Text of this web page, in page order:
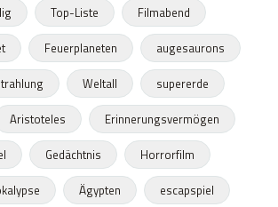
Top-Liste
Filmabend
Feuerplaneten
augesaurons
Weltall
supererde
Aristoteles
Erinnerungsvermögen
Gedächtnis
Horrorfilm
Ägypten
escapspiel